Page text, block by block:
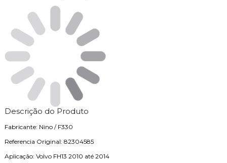
Descrição do Produto
Fabricante: Nino / F330
Referencia Original: 82304585
Aplicação: Volvo FH13 2010 até 2014